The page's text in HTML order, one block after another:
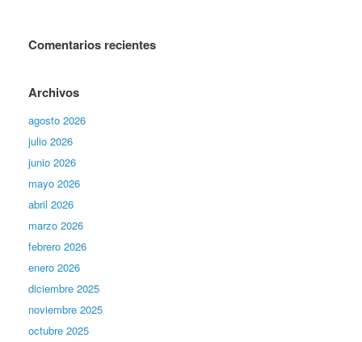
Comentarios recientes
Archivos
agosto 2026
julio 2026
junio 2026
mayo 2026
abril 2026
marzo 2026
febrero 2026
enero 2026
diciembre 2025
noviembre 2025
octubre 2025